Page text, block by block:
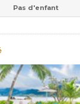
Pas d'enfant